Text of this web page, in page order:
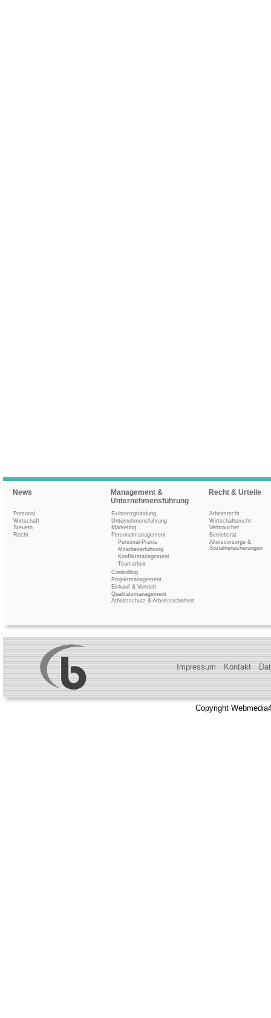
News
Personal
Wirtschaft
Steuern
Recht
Management &
Unternehmensführung
Existenzgründung
Unternehmensführung
Marketing
Personalmanagement
Personal-Praxis
Mitarbeiterführung
Konfliktmanagement
Teamarbeit
Controlling
Projektmanagement
Einkauf & Vertrieb
Qualitätsmanagement
Arbeitsschutz & Arbeitssicherheit
Recht & Urteile
Arbeitsrecht
Wirtschaftsrecht
Verbraucher
Betriebsrat
Altersvorsorge &
Sozialversicherungen
Impressum Kontakt
Copyright